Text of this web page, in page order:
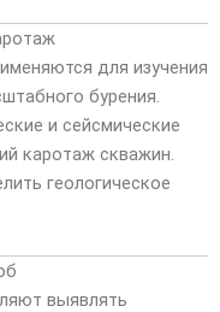
для изучения
бурения.
и сейсмические
каротаж скважин.
геологическое
выявлять